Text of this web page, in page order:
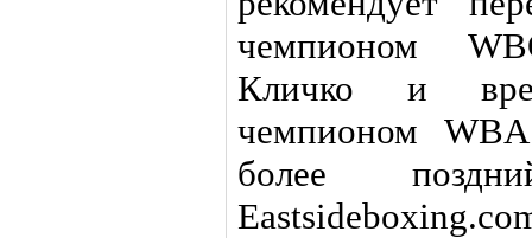
чемпионом
Кличко и
чемпионом
более